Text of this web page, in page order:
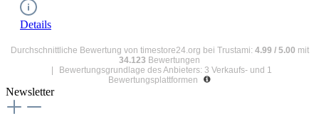
Details
Durchschnittliche Bewertung von timestore24.org bei Trustami: 4.99 / 5.00 mit
34.123 Bewertungen
|
Bewertungsgrundlage des Anbieters: 3 Verkaufs- und 1
Bewertungsplattformen
Newsletter